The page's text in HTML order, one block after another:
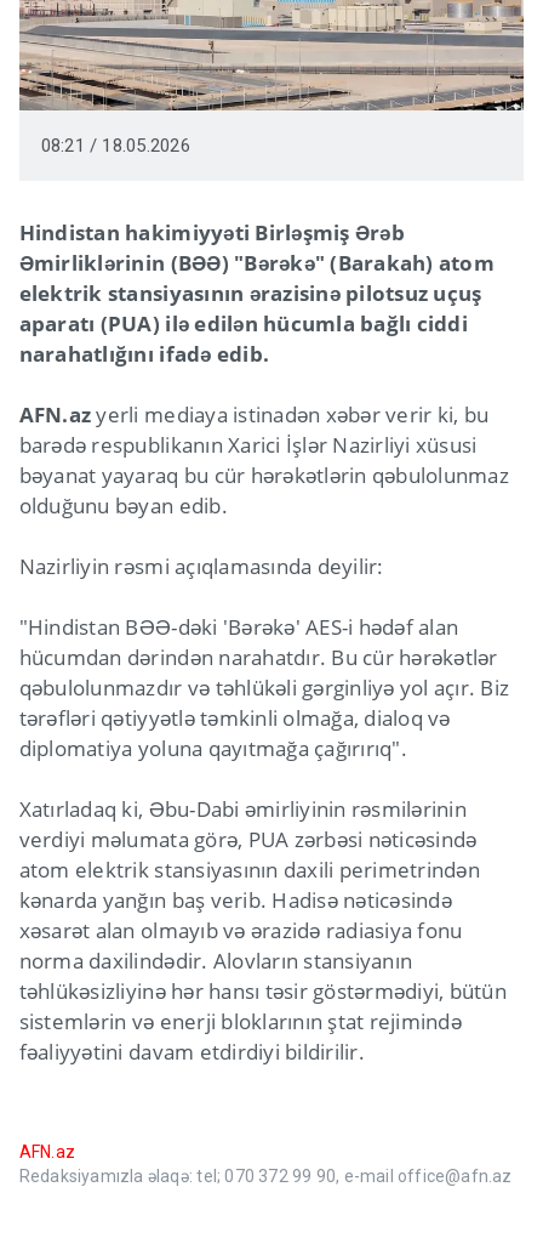
08:21 / 18.05.2026
Hindistan hakimiyyəti Birləşmiş Ərəb
Əmirliklərinin (BƏƏ) "Bərəkə" (Barakah) atom
elektrik stansiyasının ərazisinə pilotsuz uçuş
aparatı (PUA) ilə edilən hücumla bağlı ciddi
narahatlığını ifadə edib.
AFN.azyerli mediaya istinadən xəbər verir ki, bu
barədə respublikanın Xarici İşlər Nazirliyi xüsusi
bəyanat yayaraq bu cür hərəkətlərin qəbulolunmaz
olduğunu bəyan edib.
Nazirliyin rəsmi açıqlamasında deyilir:
"Hindistan BƏƏ-dəki 'Bərəkə' AES-i hədəf alan
hücumdan dərindən narahatdır. Bu cür hərəkətlər
qəbulolunmazdır və təhlükəli gərginliyə yol açır. Biz
tərəfləri qətiyyətlə təmkinli olmağa, dialoq və
diplomatiya yoluna qayıtmağa çağırırıq".
Xatırladaq ki, Əbu-Dabi əmirliyinin rəsmilərinin
verdiyi məlumata görə, PUA zərbəsi nəticəsində
atom elektrik stansiyasının daxili perimetrindən
kənarda yanğın baş verib. Hadisə nəticəsində
xəsarət alan olmayıb və ərazidə radiasiya fonu
norma daxilindədir. Alovların stansiyanın
təhlükəsizliyinə hər hansı təsir göstərmədiyi, bütün
sistemlərin və enerji bloklarının ştat rejimində
fəaliyyətini davam etdirdiyi bildirilir.
AFN.az
Redaksiyamızla əlaqə: tel; 070 372 99 90, e-mail office@afn.az